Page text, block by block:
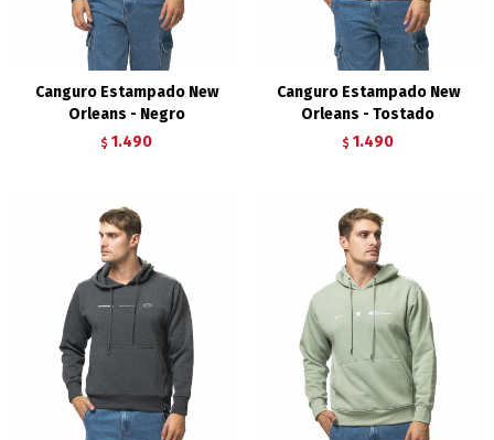
Canguro Estampado New
Orleans - Negro
$ 1.490
Canguro Estampado New
Orleans - Tostado
$ 1.490